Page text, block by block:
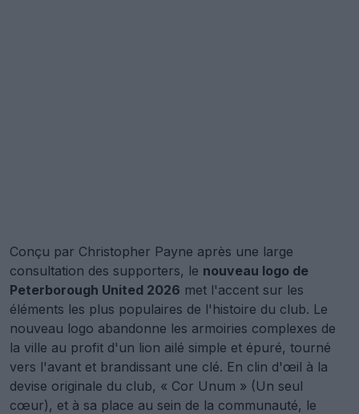
Conçu par Christopher Payne après une large
consultation des supporters, le nouveau logo de
Peterborough United 2026 met l'accent sur les
éléments les plus populaires de l'histoire du club. Le
nouveau logo abandonne les armoiries complexes de
la ville au profit d'un lion ailé simple et épuré, tourné
vers l'avant et brandissant une clé. En clin d'œil à la
devise originale du club, « Cor Unum » (Un seul
cœur), et à sa place au sein de la communauté, le